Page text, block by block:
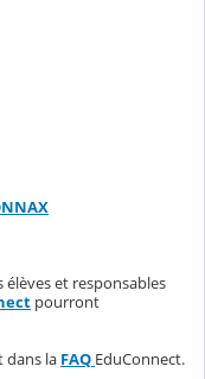
et responsables
pourront
dans la FAQ EduConnect.